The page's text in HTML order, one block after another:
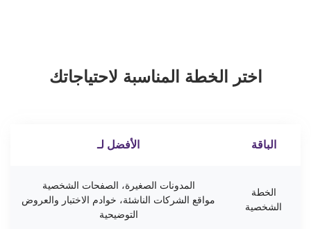
اختر الخطة المناسبة لاحتياجاتك
الباقة الأفضل لـ
الخطة
الشخصية
المدونات الصغيرة، الصفحات الشخصية
مواقع الشركات الناشئة، خوادم الاختبار والعروض
التوضيحية